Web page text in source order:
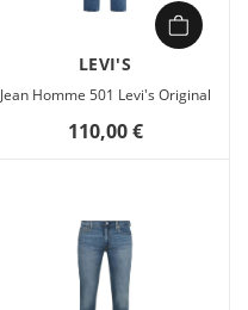
LEVI'S
Jean Homme 501 Levi's Original
110,00 €